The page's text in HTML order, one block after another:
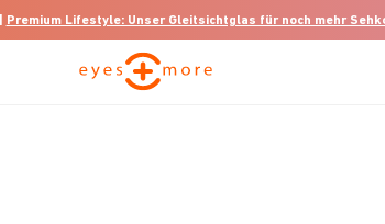
Premium Lifestyle: Unser Gleitsichtglas für noch mehr